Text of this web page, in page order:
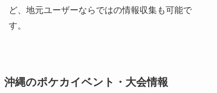
ど、地元ユーザーならではの情報収集も可能で
す。
沖縄のポケカイベント・大会情報